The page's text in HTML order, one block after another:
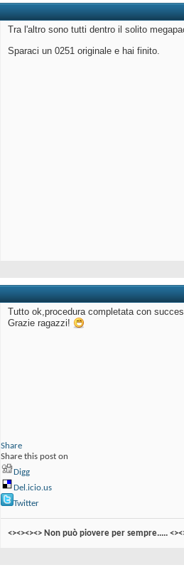
Tra l'altro sono tutti dentro il solito
Sparaci un 0251 originale e hai finito.
Tutto ok,procedura completata con
Grazie ragazzi!
Share
Share this post on
Digg
Del.icio.us
Twitter
<><><><> Non può piovere per sempre.....